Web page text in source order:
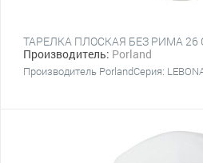
ТАРЕЛКА ПЛОСКАЯ БЕЗ РИМА 26
Производитель: Porland
Производитель PorlandСерия: